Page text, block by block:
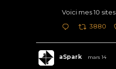
Voici mes 10 sites
3880
aSpark mars 14